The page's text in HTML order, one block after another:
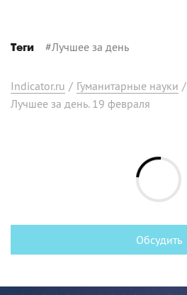
Теги #Лучшее за день
Indicator.ru / Гуманитарные науки /
Лучшее за день. 19 февраля
Обсудить